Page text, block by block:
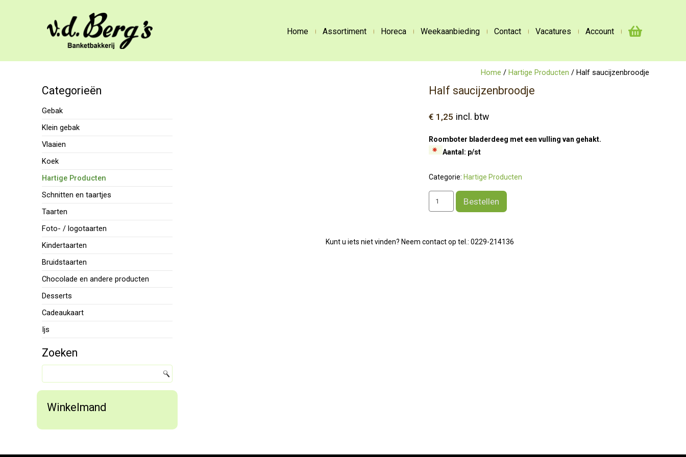
Home Assortiment Horeca Weekaanbieding Contact Vacatures Account
Categorieën
Gebak
Klein gebak
Vlaaien
Koek
Hartige Producten
Schnitten en taartjes
Taarten
Foto- / logotaarten
Kindertaarten
Bruidstaarten
Chocolade en andere producten
Desserts
Cadeaukaart
Ijs
Zoeken
Winkelmand
Home / Hartige Producten / Half saucijzenbroodje
Half saucijzenbroodje
€ 1,25 incl. btw
Roomboter bladerdeeg met een vulling van gehakt.
Aantal: p/st
Categorie: Hartige Producten
saucijzenbroodje
Bestellen
Kunt u iets niet vinden? Neem contact op tel.: 0229-214136